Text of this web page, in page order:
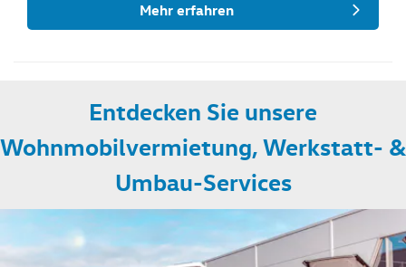
Mehr erfahren
Entdecken Sie unsere
Wohnmobilvermietung, Werkstatt- &
Umbau-Services